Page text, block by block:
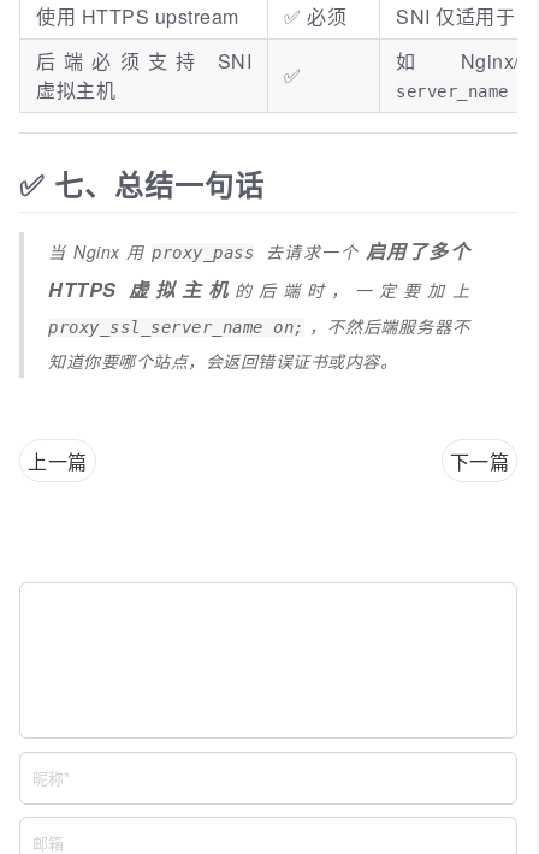
使用 HTTPS upstream
✅ 必须
SNI 仅适用于
后端必须支持 SNI
虚拟主机
✅
如 Nginx/
server_name
✅ 七、总结一句话
当 Nginx 用 proxy_pass 去请求一个 启用了多个
HTTPS 虚拟主机 的后端时，一定要加上
proxy_ssl_server_name on;
，不然后端服务器不
知道你要哪个站点，会返回错误证书或内容。
上一篇 下一篇